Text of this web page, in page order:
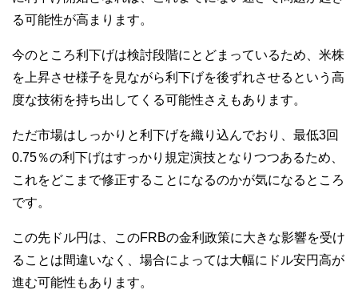
る可能性が高まります。
今のところ利下げは検討段階にとどまっているため、米株
を上昇させ様子を見ながら利下げを後ずれさせるという高
度な技術を持ち出してくる可能性さえもあります。
ただ市場はしっかりと利下げを織り込んでおり、最低3回
0.75％の利下げはすっかり規定演技となりつつあるため、
これをどこまで修正することになるのかが気になるところ
です。
この先ドル円は、このFRBの金利政策に大きな影響を受け
ることは間違いなく、場合によっては大幅にドル安円高が
進む可能性もあります。